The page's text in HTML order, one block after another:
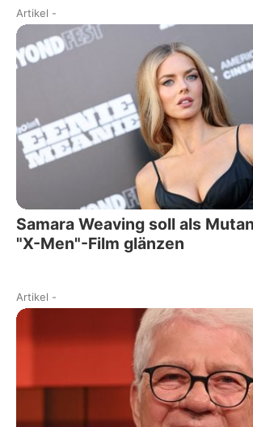
Artikel -
Samara Weaving soll als
"X-Men"-Film glänzen
Artikel -